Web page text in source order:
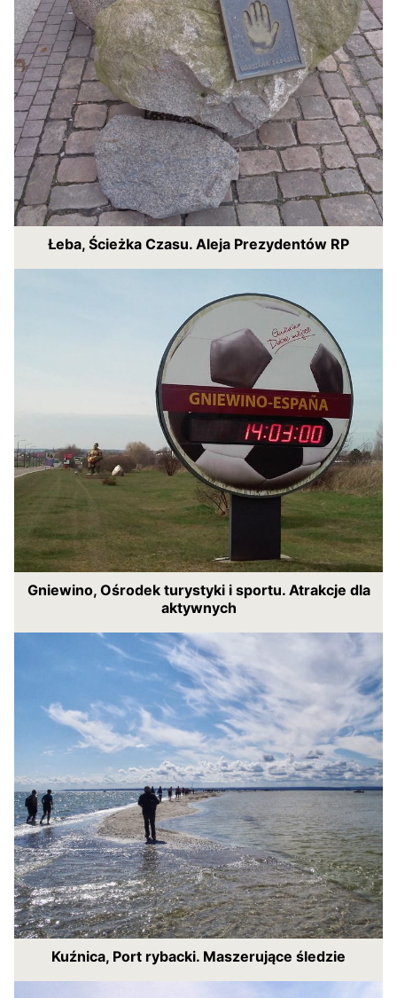
Łeba, Ścieżka Czasu. Aleja Prezydentów RP
Gniewino, Ośrodek turystyki i sportu. Atrakcje dla
aktywnych
Kuźnica, Port rybacki. Maszerujące śledzie